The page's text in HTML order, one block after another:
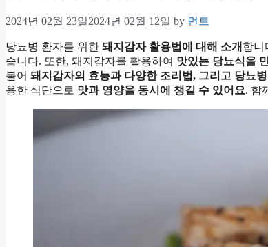
2024년 02월 23일2024년 02월 12일 by 먼트
당뇨병 환자를 위한 돼지감자 활용법에 대해 소개 합니
습니다. 또한, 돼지감자를 활용하여 맛있는 당뇨식을
불어 돼지감자의 효능과 다양한 조리법, 그리고 당뇨
용한 식단으로 맛과 영양을 동시에 챙길 수 있어요. 함